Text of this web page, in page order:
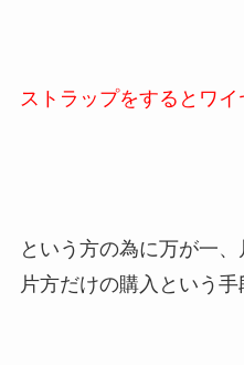
ストラップをすると ワ
という方の為に万が一
片方だけの購入という手